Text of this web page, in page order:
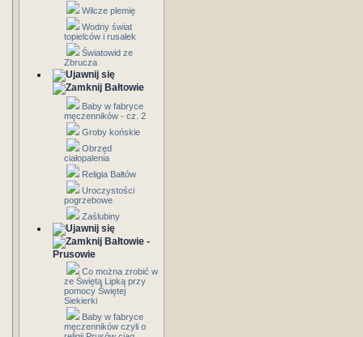
Wilcze plemię
Wodny świat
topielców i rusałek
Światowid ze
Zbrucza
Bałtowie
Baby w fabryce
męczenników - cz. 2
Groby końskie
Obrzęd
ciałopalenia
Religia Bałtów
Uroczystości
pogrzebowe
Zaślubiny
Bałtowie -
Prusowie
Co można zrobić w
ze Świętą Lipką przy
pomocy Świętej
Siekierki
Baby w fabryce
męczenników czyli o